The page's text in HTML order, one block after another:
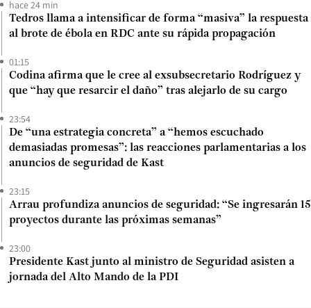
hace 24 min
Tedros llama a intensificar de forma “masiva” la respuesta
al brote de ébola en RDC ante su rápida propagación
01:15
Codina afirma que le cree al exsubsecretario Rodríguez y
que “hay que resarcir el daño” tras alejarlo de su cargo
23:54
De “una estrategia concreta” a “hemos escuchado
demasiadas promesas”: las reacciones parlamentarias a los
anuncios de seguridad de Kast
23:15
Arrau profundiza anuncios de seguridad: “Se ingresarán 15
proyectos durante las próximas semanas”
23:00
Presidente Kast junto al ministro de Seguridad asisten a
jornada del Alto Mando de la PDI